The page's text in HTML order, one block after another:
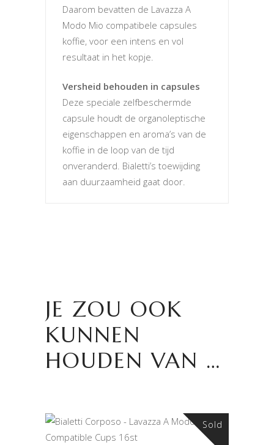
Daarom bevatten de Lavazza A
Modo Mio compatibele capsules
koffie, voor een intens en vol
resultaat in het kopje.
Versheid behouden in capsules
Deze speciale zelfbeschermde
capsule houdt de organoleptische
eigenschappen en aroma’s van de
koffie in de loop van de tijd
onveranderd. Bialetti’s toewijding
aan duurzaamheid gaat door.
JE ZOU OOK
KUNNEN
HOUDEN VAN …
Sold
LEES VERDER